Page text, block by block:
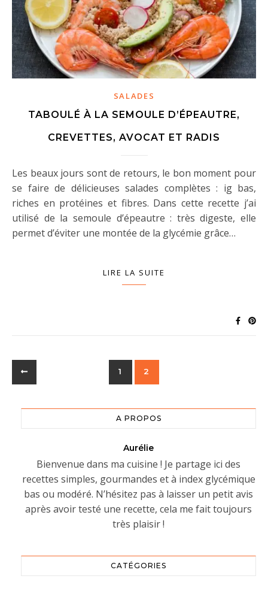
SALADES
TABOULÉ À LA SEMOULE D’ÉPEAUTRE,
CREVETTES, AVOCAT ET RADIS
Les beaux jours sont de retours, le bon moment pour
se faire de délicieuses salades complètes : ig bas,
riches en protéines et fibres. Dans cette recette j’ai
utilisé de la semoule d’épeautre : très digeste, elle
permet d’éviter une montée de la glycémie grâce…
LIRE LA SUITE
1 2
A PROPOS
Aurélie
Bienvenue dans ma cuisine ! Je partage ici des
recettes simples, gourmandes et à index glycémique
bas ou modéré. N’hésitez pas à laisser un petit avis
après avoir testé une recette, cela me fait toujours
très plaisir !
CATÉGORIES